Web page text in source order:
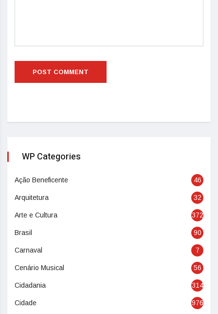
WP Categories
Ação Beneficente 46
Arquitetura 32
Arte e Cultura 372
Brasil 90
Carnaval 7
Cenário Musical 56
Cidadania 314
Cidade 976